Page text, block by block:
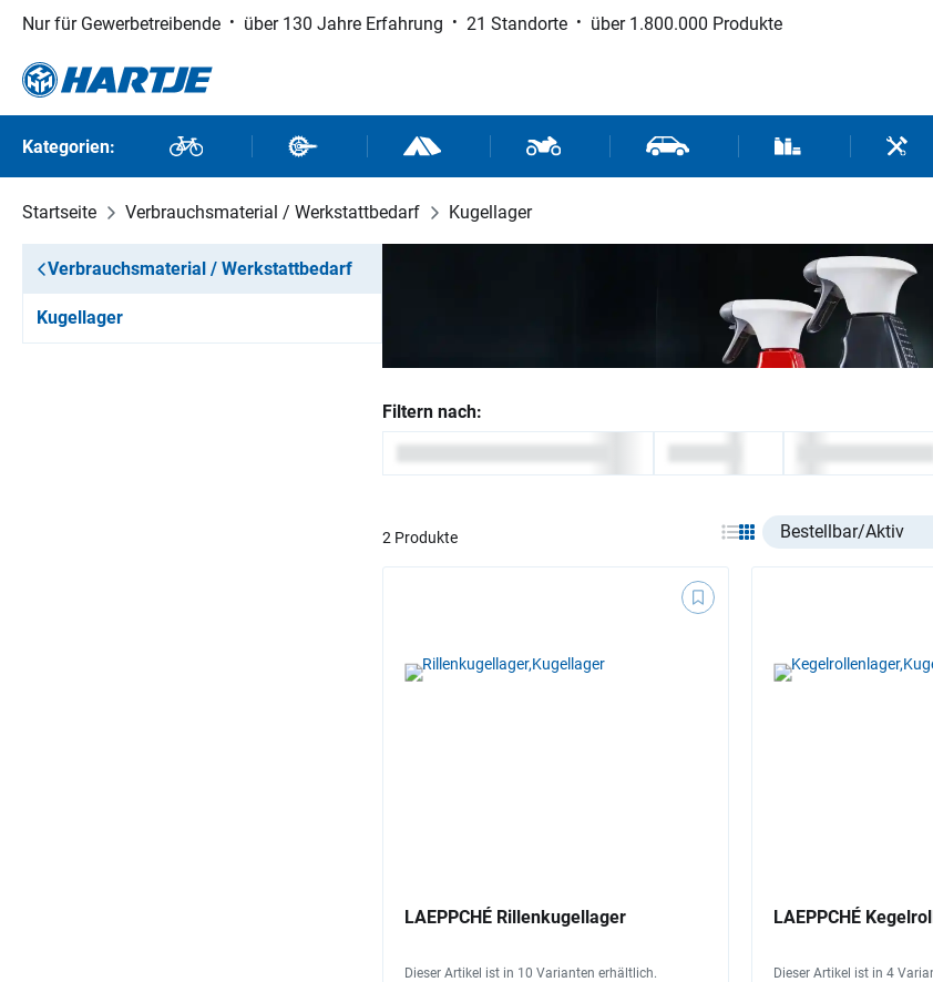
Hauptinhalt springen
Zur Suche springen
Zur Hauptnavigation springen
Nur für Gewerbetreibende über 130 Jahre Erfahrung 21 Standorte über 1.800.000 Produkte
Kategorien: Fahrräder Fahrradteile Outdoor und SportMotorrad- und RollerteileFahrzeugteile und Zubehör
Startseite Verbrauchsmaterial / Werkstattbedarf Kugellager
Verbrauchsmaterial / Werkstattbedarf
Kugellager
Filtern nach:
2 Produkte Select listing item type
LAEPPCHÉ Rillenkugellager
Dieser Artikel ist in 10 Varianten erhältlich.
LAEPPCHÉ
Dieser Artikel ist in 4